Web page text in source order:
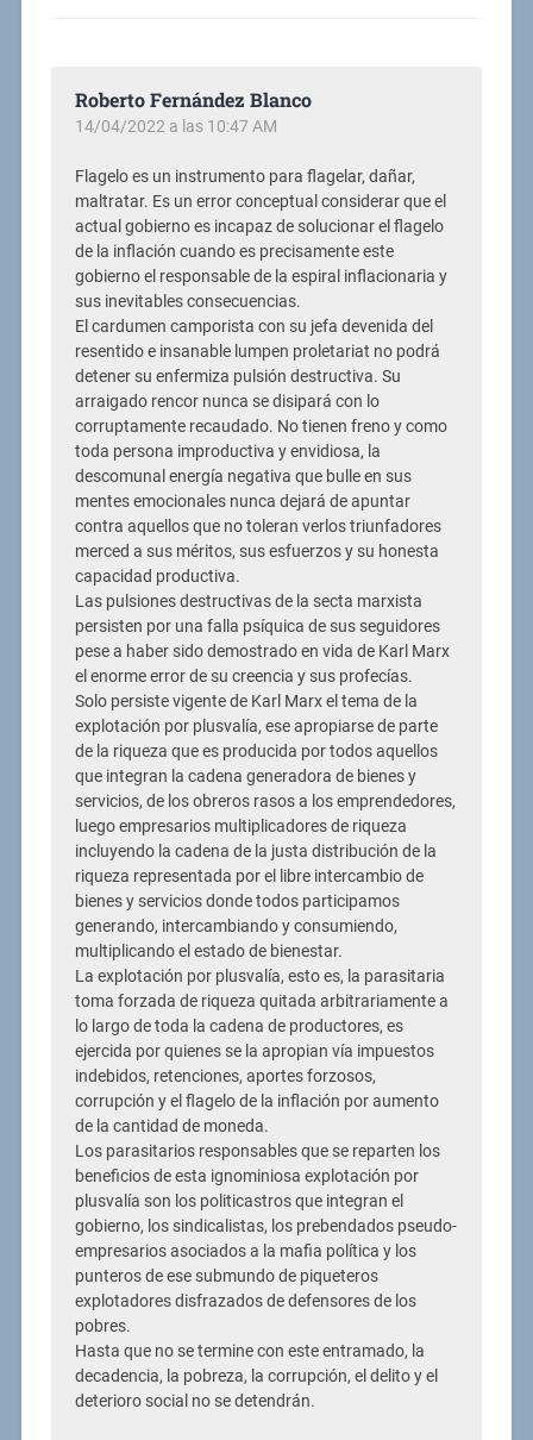
Roberto Fernández Blanco
14/04/2022 a las 10:47 AM
Flagelo es un instrumento para flagelar, dañar,
maltratar. Es un error conceptual considerar que el
actual gobierno es incapaz de solucionar el flagelo
de la inflación cuando es precisamente este
gobierno el responsable de la espiral inflacionaria y
sus inevitables consecuencias.
El cardumen camporista con su jefa devenida del
resentido e insanable lumpen proletariat no podrá
detener su enfermiza pulsión destructiva. Su
arraigado rencor nunca se disipará con lo
corruptamente recaudado. No tienen freno y como
toda persona improductiva y envidiosa, la
descomunal energía negativa que bulle en sus
mentes emocionales nunca dejará de apuntar
contra aquellos que no toleran verlos triunfadores
merced a sus méritos, sus esfuerzos y su honesta
capacidad productiva.
Las pulsiones destructivas de la secta marxista
persisten por una falla psíquica de sus seguidores
pese a haber sido demostrado en vida de Karl Marx
el enorme error de su creencia y sus profecías.
Solo persiste vigente de Karl Marx el tema de la
explotación por plusvalía, ese apropiarse de parte
de la riqueza que es producida por todos aquellos
que integran la cadena generadora de bienes y
servicios, de los obreros rasos a los emprendedores,
luego empresarios multiplicadores de riqueza
incluyendo la cadena de la justa distribución de la
riqueza representada por el libre intercambio de
bienes y servicios donde todos participamos
generando, intercambiando y consumiendo,
multiplicando el estado de bienestar.
La explotación por plusvalía, esto es, la parasitaria
toma forzada de riqueza quitada arbitrariamente a
lo largo de toda la cadena de productores, es
ejercida por quienes se la apropian vía impuestos
indebidos, retenciones, aportes forzosos,
corrupción y el flagelo de la inflación por aumento
de la cantidad de moneda.
Los parasitarios responsables que se reparten los
beneficios de esta ignominiosa explotación por
plusvalía son los politicastros que integran el
gobierno, los sindicalistas, los prebendados pseudo-
empresarios asociados a la mafia política y los
punteros de ese submundo de piqueteros
explotadores disfrazados de defensores de los
pobres.
Hasta que no se termine con este entramado, la
decadencia, la pobreza, la corrupción, el delito y el
deterioro social no se detendrán.